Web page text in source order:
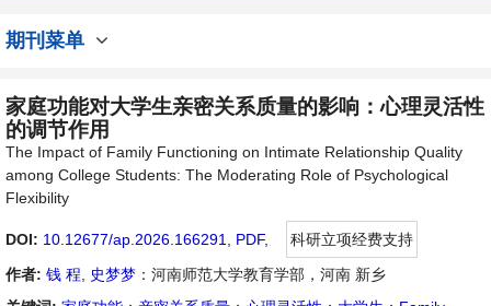
期刊菜单
家庭功能对大学生亲密关系质量的影响：心理灵活性
的调节作用
The Impact of Family Functioning on Intimate Relationship Quality
among College Students: The Moderating Role of Psychological
Flexibility
DOI: 10.12677/ap.2026.166291 PDF,
科研立项经费支持
作者: 钱 程 史梦梦 ：河南师范大学教育学部，河南 新乡